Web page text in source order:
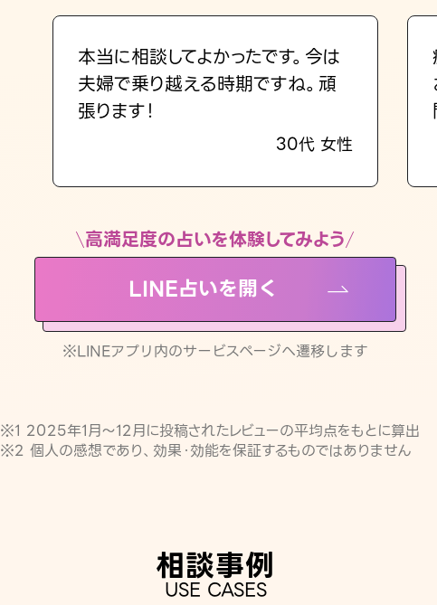
本当に相談してよかったです。今は
夫婦で乗り越える時期ですね。頑
張ります！
30代 女性
高満足度の占いを体験してみよう
LINE占いを開く
※LINEアプリ内のサービスページへ遷移します
※1 2025年1月〜12月に投稿されたレビューの平均点をもとに算出
※2 個人の感想であり、効果・効能を保証するものではありません
相談事例
USE CASES